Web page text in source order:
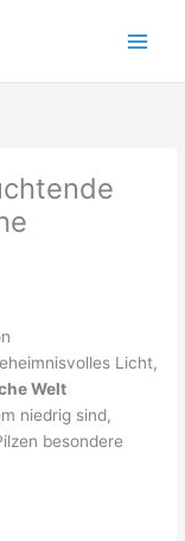
Licht,
Welt
niedrig sind,
besondere